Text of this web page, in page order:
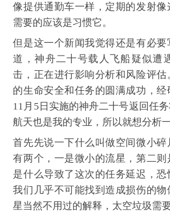
像提供通勤车一样，定期的发射
需要的应该是习惯它。
但是这一个新闻我觉得还是有必
道，神舟二十号载人飞船疑似遭
击，正在进行影响分析和风险评估
的生命安全和任务的圆满成功，经
11月5日实施的神舟二十号返回任
航天也是我的专业，所以就想分析一
首先先说一下什么叫做空间微小
有两个，一是微小的流星，第二
是什么导致了这次的任务延迟，
我们几乎不可能找到造成损伤的
星当然不用过的解释，太空垃圾需